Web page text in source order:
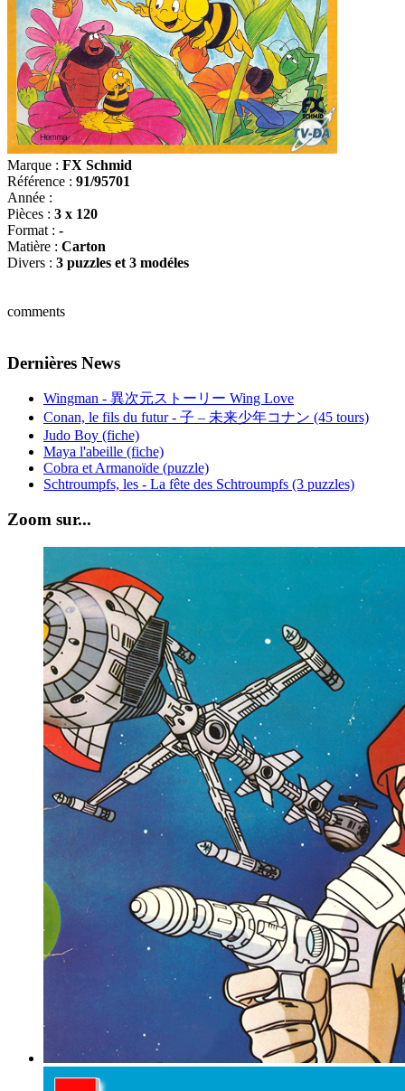
Marque : FX Schmid
Référence : 91/95701
Année :
Pièces : 3 x 120
Format : -
Matière : Carton
Divers : 3 puzzles et 3 modéles
comments
Dernières News
Wingman - 異次元ストーリー Wing Love
Conan, le fils du futur - 子 – 未来少年コナン (45 tours)
Judo Boy (fiche)
Maya l'abeille (fiche)
Cobra et Armanoïde (puzzle)
Schtroumpfs, les - La fête des Schtroumpfs (3 puzzles)
Zoom sur...